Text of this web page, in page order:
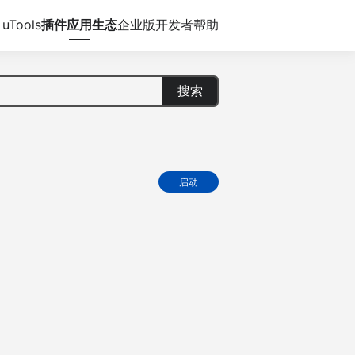
插件应用生态企业版开发者帮助
搜索
启动